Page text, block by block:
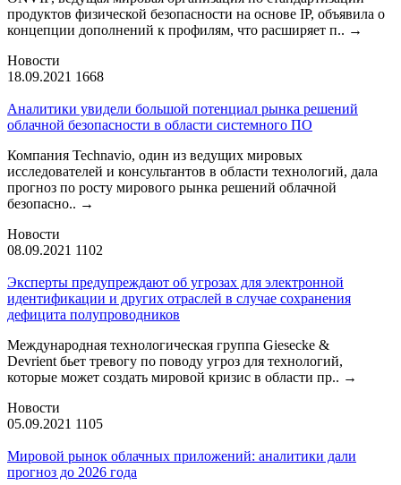
продуктов физической безопасности на основе IP, объявила о
концепции дополнений к профилям, что расширяет п.. →
Новости
18.09.2021 1668
Аналитики увидели большой потенциал рынка решений
облачной безопасности в области системного ПО
Компания Technavio, один из ведущих мировых
исследователей и консультантов в области технологий, дала
прогноз по росту мирового рынка решений облачной
безопасно.. →
Новости
08.09.2021 1102
Эксперты предупреждают об угрозах для электронной
идентификации и других отраслей в случае сохранения
дефицита полупроводников
Международная технологическая группа Giesecke &
Devrient бьет тревогу по поводу угроз для технологий,
которые может создать мировой кризис в области пр.. →
Новости
05.09.2021 1105
Мировой рынок облачных приложений: аналитики дали
прогноз до 2026 года